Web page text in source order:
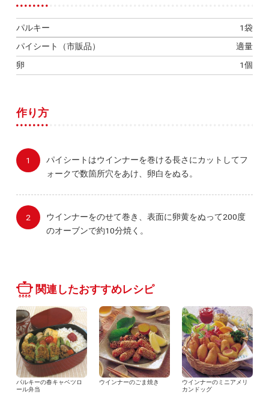
パルキー
1袋
パイシート（市販品）
適量
卵
1個
作り方
パイシートはウインナーを巻ける長さにカットしてフ
ォークで数箇所穴をあけ、卵白をぬる。
ウインナーをのせて巻き、表面に卵黄をぬって200度
のオーブンで約10分焼く。
関連したおすすめレシピ
パルキーの春キャベツロ
ール弁当
ウインナーのごま焼き
ウインナーのミニアメリ
カンドッグ